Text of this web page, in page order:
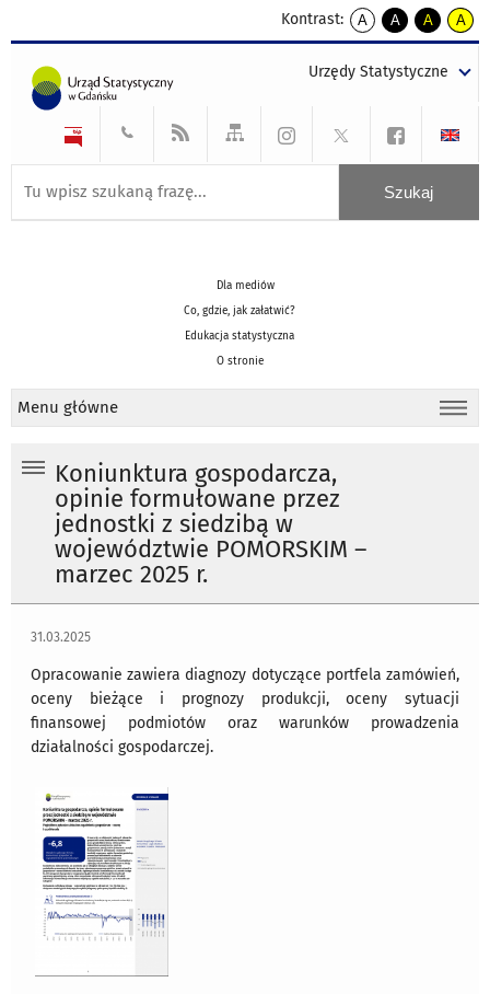
Kontrast:
A
kontrast
A
kontrast
tekst
czarnym
A
kontrast
tekst
czarnym
A
tekst
żółtym
Urzędy Statystyczne
Dla mediów
Co, gdzie, jak załatwić?
Edukacja statystyczna
O stronie
Menu główne
Koniunktura gospodarcza,
opinie formułowane przez
jednostki z siedzibą w
województwie POMORSKIM –
marzec 2025 r.
31.03.2025
Opracowanie zawiera diagnozy dotyczące portfela zamówień,
oceny bieżące i prognozy produkcji, oceny sytuacji
finansowej podmiotów oraz warunków prowadzenia
działalności gospodarczej.